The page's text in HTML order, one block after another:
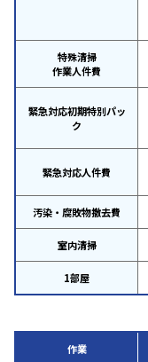
特殊清掃
作業人件費
緊急対応初期特別パッ
ク
緊急対応人件費
汚染・腐敗物撤去費
室内清掃
1部屋
作業